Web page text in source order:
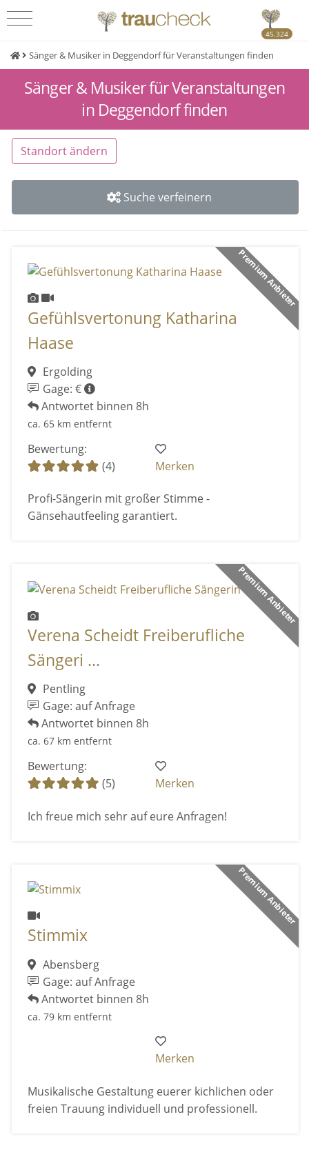
45.324
Sänger & Musiker in Deggendorf für Veranstaltungen finden
Sänger & Musiker für Veranstaltungen
in Deggendorf finden
Standort ändern
Suche verfeinern
Premium Anbieter
Gefühlsvertonung Katharina
Haase
Ergolding
Gage: €
Antwortet binnen 8h
ca. 65 km entfernt
Bewertung:
(4)
Merken
Profi-Sängerin mit großer Stimme -
Gänsehautfeeling garantiert.
Premium Anbieter
Verena Scheidt Freiberufliche
Sängeri ...
Pentling
Gage: auf Anfrage
Antwortet binnen 8h
ca. 67 km entfernt
Bewertung:
(5)
Merken
Ich freue mich sehr auf eure Anfragen!
Premium Anbieter
Stimmix
Abensberg
Gage: auf Anfrage
Antwortet binnen 8h
ca. 79 km entfernt
Merken
Musikalische Gestaltung euerer kichlichen oder
freien Trauung individuell und professionell.